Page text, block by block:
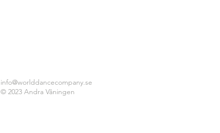
info@worlddancecompany.se
© 2023 Andra Våningen